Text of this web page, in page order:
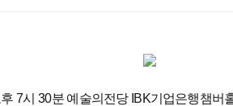
7시 30분 예술의전당 IBK기업은행챔버